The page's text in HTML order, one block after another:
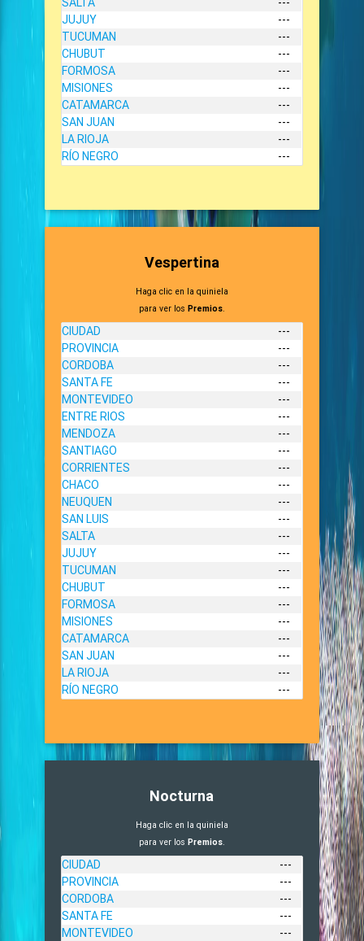
JUJUY
---
TUCUMAN
---
CHUBUT
---
FORMOSA
---
MISIONES
---
CATAMARCA
---
SAN JUAN
---
LA RIOJA
---
RÍO NEGRO
---
Vespertina
Haga clic en la quiniela
para ver los Premios.
CIUDAD
---
PROVINCIA
---
CORDOBA
---
SANTA FE
---
MONTEVIDEO
---
ENTRE RIOS
---
MENDOZA
---
SANTIAGO
---
CORRIENTES
---
CHACO
---
NEUQUEN
---
SAN LUIS
---
SALTA
---
JUJUY
---
TUCUMAN
---
CHUBUT
---
FORMOSA
---
MISIONES
---
CATAMARCA
---
SAN JUAN
---
LA RIOJA
---
RÍO NEGRO
---
Nocturna
Haga clic en la quiniela
para ver los Premios.
CIUDAD
---
PROVINCIA
---
CORDOBA
---
SANTA FE
---
MONTEVIDEO
---